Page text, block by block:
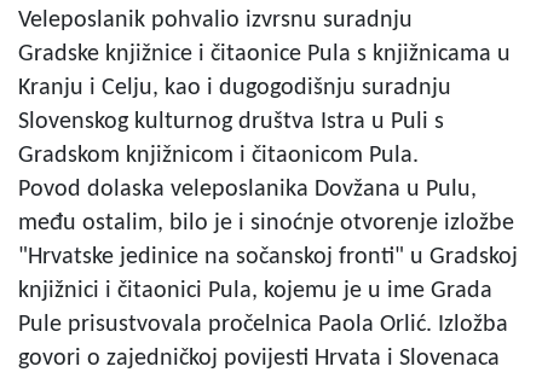
Veleposlanik pohvalio izvrsnu suradnju
Gradske knjižnice i čitaonice Pula s knjižnicama u
Kranju i Celju, kao i dugogodišnju suradnju
Slovenskog kulturnog društva Istra u Puli s
Gradskom knjižnicom i čitaonicom Pula.
Povod dolaska veleposlanika Dovžana u Pulu,
među ostalim, bilo je i sinoćnje otvorenje izložbe
"Hrvatske jedinice na sočanskoj fronti" u Gradskoj
knjižnici i čitaonici Pula, kojemu je u ime Grada
Pule prisustvovala pročelnica Paola Orlić. Izložba
govori o zajedničkoj povijesti Hrvata i Slovenaca